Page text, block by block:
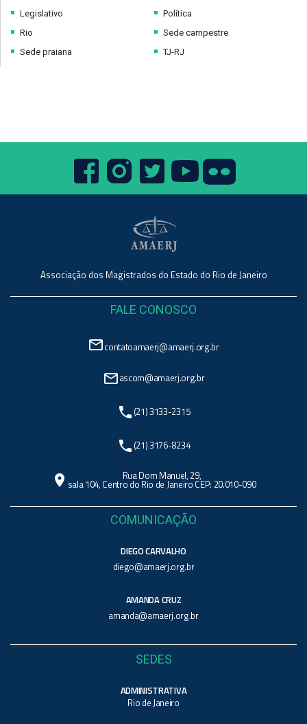
Legislativo
Rio
Sede praiana
Política
Sede campestre
TJ-RJ
Associação dos Magistrados do Estado do Rio de Janeiro
FALE CONOSCO
mail_outlinecontatoamaerj@amaerj.org.br
mail_outlineascom@amaerj.org.br
phone (21) 3133-2315
phone (21) 3176-8234
location_on Rua Dom Manuel, 29,
sala 104, Centro do Rio de Janeiro CEP: 20.010-090
COMUNICAÇÃO
DIEGO CARVALHO
diego@amaerj.org.br
AMANDA CRUZ
amanda@amaerj.org.br
SEDES
ADMINISTRATIVA
Rio de Janeiro